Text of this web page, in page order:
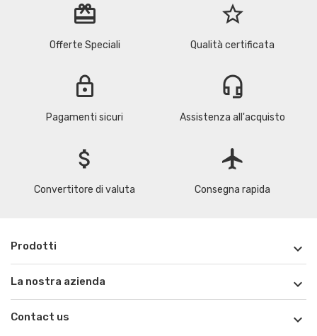
redeem
Offerte Speciali
star_border
Qualità certificata
lock
Pagamenti sicuri
headset_mic
Assistenza all'acquisto
attach_money
Convertitore di valuta
flight
Consegna rapida
Prodotti 
La nostra azienda 
Contact us 